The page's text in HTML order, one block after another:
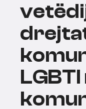
LGBTI